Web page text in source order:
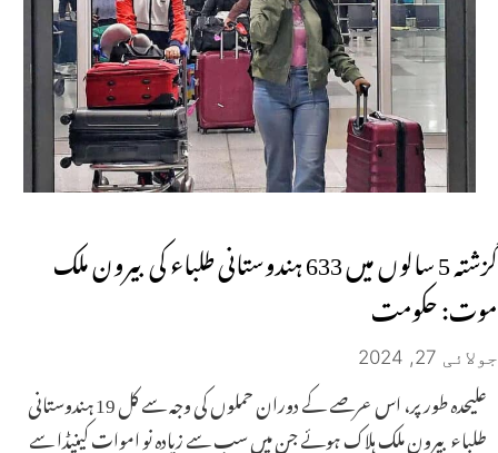
گزشتہ 5 سالوں میں 633 ہندوستانی طلباء کی بیرون ملک
موت: حکومت
جولائی 27, 2024
علیحدہ طور پر، اس عرصے کے دوران حملوں کی وجہ سے کل 19 ہندوستانی
طلباء بیرون ملک ہلاک ہوئے جن میں سب سے زیادہ نو اموات کینیڈا سے